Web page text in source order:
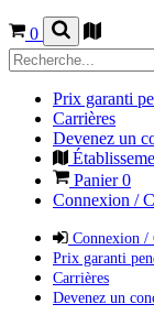
0
Prix garanti
Carrières
Devenez un
Panier0
Connexion /
Connexion /
Prix garanti
Carrières
Devenez un